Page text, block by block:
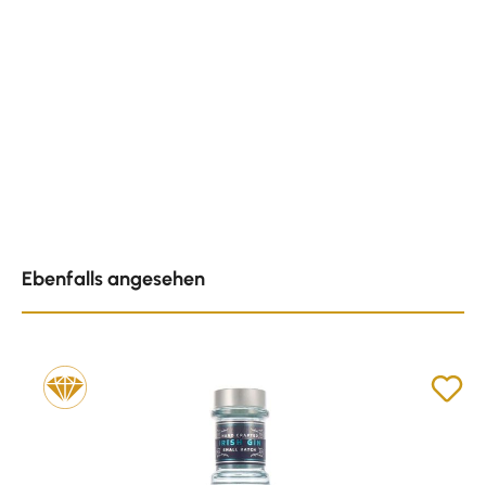
Ebenfalls angesehen